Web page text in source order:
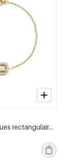
Bracelets à breloques rectangulaires en acier inoxydable, collection Simple Daily Simple, bijoux pour femmes